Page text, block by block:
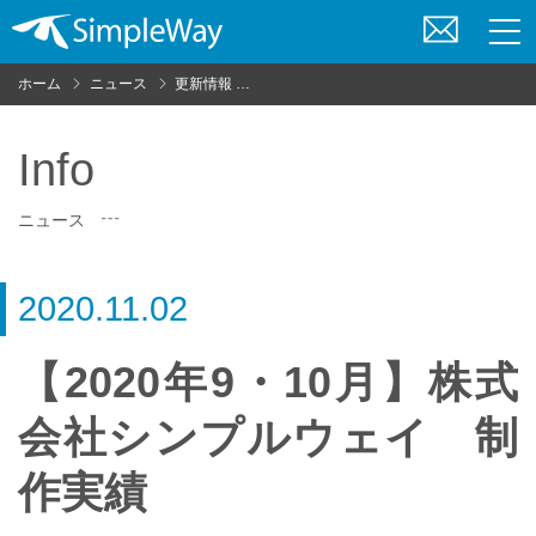
お
問
い
ホーム ニュース 更新情報
Info
ニュース
2020.11.02
【2020年9・10月】株式
会社シンプルウェイ 制
作実績